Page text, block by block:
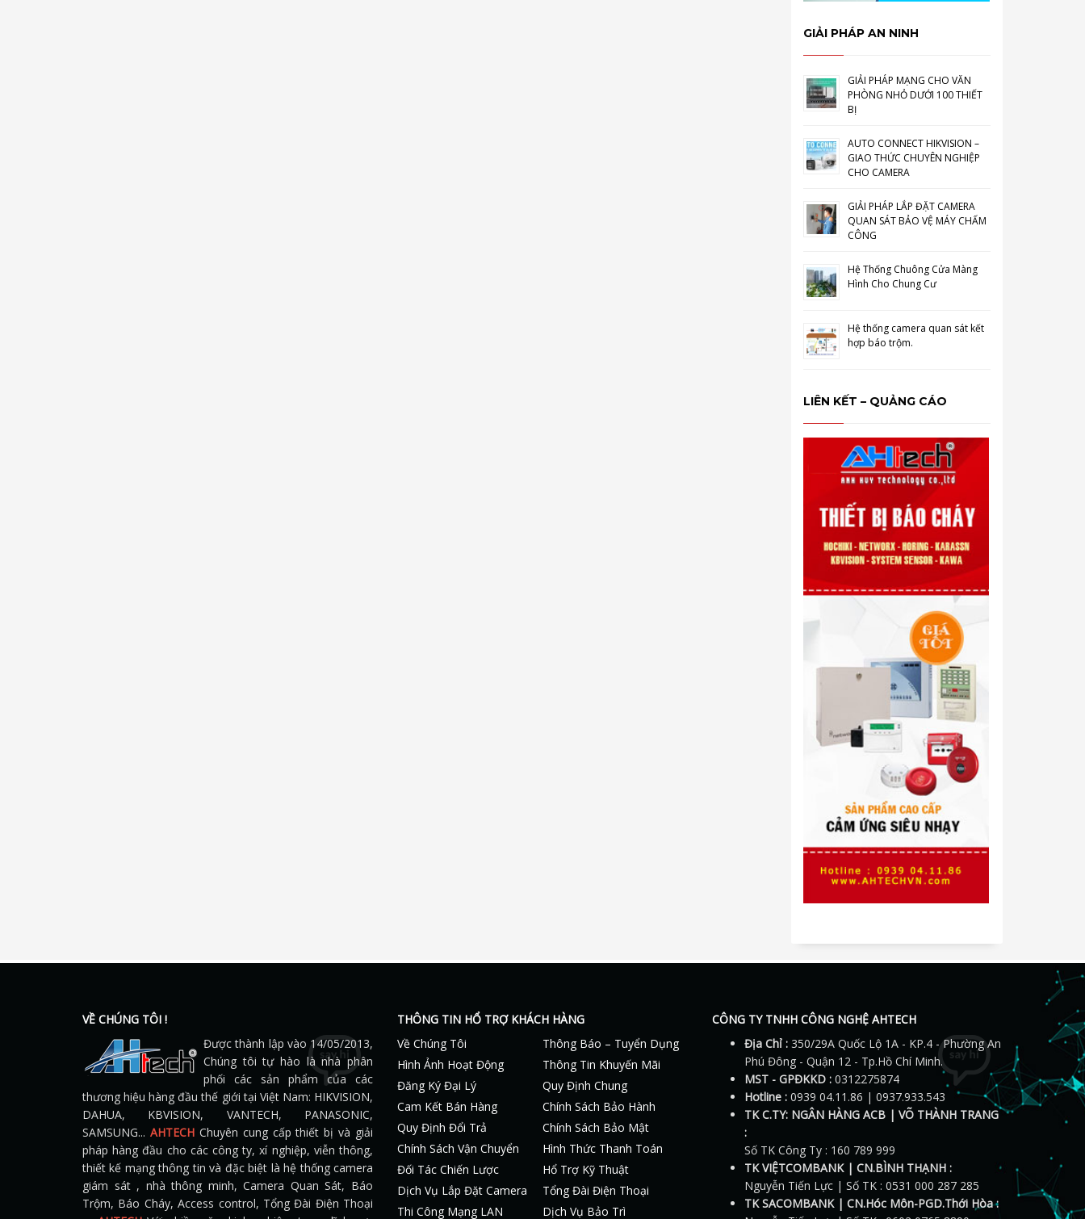
GIẢI PHÁP AN NINH
GIẢI PHÁP MẠNG CHO VĂN
PHÒNG NHỎ DƯỚI 100 THIẾT
BỊ
AUTO CONNECT HIKVISION –
GIAO THỨC CHUYÊN NGHIỆP
CHO CAMERA
GIẢI PHÁP LẮP ĐẶT CAMERA
QUAN SÁT BẢO VỆ MÁY CHẤM
CÔNG
Hệ Thống Chuông Cửa Màng
Hình Cho Chung Cư
Hệ thống camera quan sát kết
hợp báo trộm.
LIÊN KẾT – QUẢNG CÁO
VỀ CHÚNG TÔI !
Được thành lập vào 14/05/2013,
Chúng tôi tự hào là nhà phân
phối các sản phẩm của các
thương hiệu hàng đầu thế giới tại Việt Nam: HIKVISION,
DAHUA, KBVISION, VANTECH, PANASONIC,
SAMSUNG... AHTECH Chuyên cung cấp thiết bị và giải
pháp hàng đầu cho các công ty, xí nghiệp, viễn thông,
thiết kế mạng thông tin và đặc biệt là hệ thống camera
giám sát , nhà thông minh, Camera Quan Sát, Báo
Trộm, Báo Cháy, Access control, Tổng Đài Điện Thoại
THÔNG TIN HỔ TRỢ KHÁCH HÀNG
Về Chúng Tôi
Thông Báo – Tuyển Dụng
Hình Ảnh Hoạt Động
Thông Tin Khuyến Mãi
Đăng Ký Đại Lý
Quy Định Chung
Cam Kết Bán Hàng
Chính Sách Bảo Hành
Quy Định Đổi Trả
Chính Sách Bảo Mật
Chính Sách Vận Chuyển
Hình Thức Thanh Toán
Đối Tác Chiến Lược
Hổ Trợ Kỹ Thuật
Dịch Vụ Lắp Đặt Camera
Tổng Đài Điện Thoại
Thi Công Mạng LAN
Dịch Vụ Bảo Trì
CÔNG TY TNHH CÔNG NGHỆ AHTECH
Địa Chỉ : 350/29A Quốc Lộ 1A - KP.4 - Phường An
Phú Đông - Quận 12 - Tp.Hồ Chí Minh.
MST - GPĐKKD : 0312275874
Hotline : 0939 04.11.86 | 0937.933.543
TK C.TY: NGÂN HÀNG ACB | VÕ THÀNH TRANG
:
Số TK Công Ty : 160 789 999
TK VIỆTCOMBANK | CN.BÌNH THẠNH :
Nguyễn Tiến Lực | Số TK : 0531 000 287 285
TK SACOMBANK | CN.Hóc Môn-PGD.Thới Hòa :